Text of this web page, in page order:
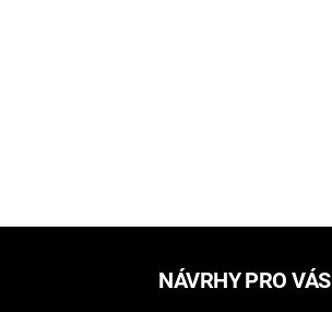
NÁVRHY PRO VÁS